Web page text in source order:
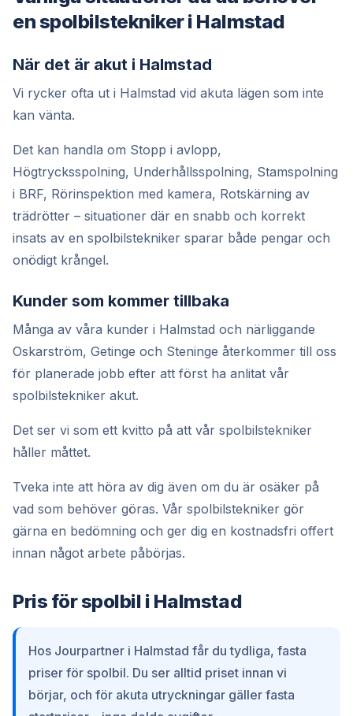
en spolbilstekniker i Halmstad
När det är akut i Halmstad
Vi rycker ofta ut i Halmstad vid akuta lägen som inte
kan vänta.
Det kan handla om Stopp i avlopp,
Högtrycksspolning, Underhållsspolning, Stamspolning
i BRF, Rörinspektion med kamera, Rotskärning av
trädrötter – situationer där en snabb och korrekt
insats av en spolbilstekniker sparar både pengar och
onödigt krångel.
Kunder som kommer tillbaka
Många av våra kunder i Halmstad och närliggande
Oskarström, Getinge och Steninge återkommer till oss
för planerade jobb efter att först ha anlitat vår
spolbilstekniker akut.
Det ser vi som ett kvitto på att vår spolbilstekniker
håller måttet.
Tveka inte att höra av dig även om du är osäker på
vad som behöver göras. Vår spolbilstekniker gör
gärna en bedömning och ger dig en kostnadsfri offert
innan något arbete påbörjas.
Pris för spolbil i Halmstad
Hos Jourpartner i Halmstad får du tydliga, fasta
priser för spolbil. Du ser alltid priset innan vi
börjar, och för akuta utryckningar gäller fasta